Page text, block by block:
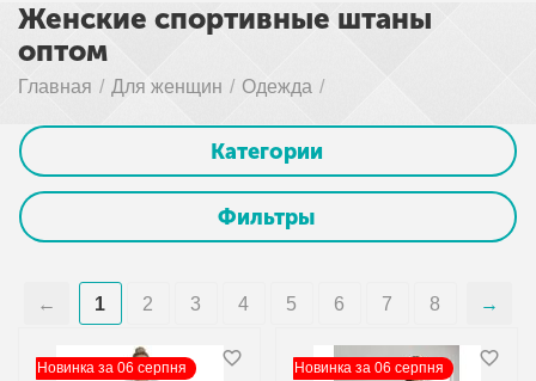
Женские спортивные штаны
оптом
Главная / Для женщин / Одежда /
Категории
Фильтры
1 2 3 4 5 6 7 8
Новинка за 06 серпня Новинка за 06 серпня